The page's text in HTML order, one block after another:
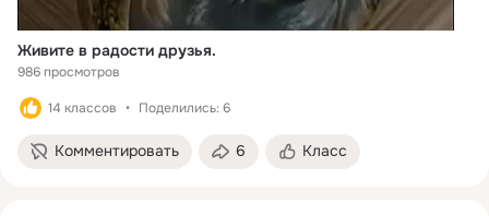
Живите в радости друзья.
986 просмотров
14 классов Поделились: 6
Комментировать 6 Класс